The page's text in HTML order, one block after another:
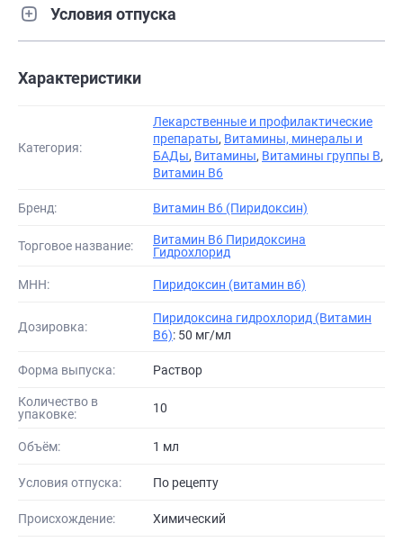
Условия отпуска
Характеристики
Категория:
Лекарственные и профилактические
препараты, Витамины, минералы и
БАДы, Витамины, Витамины группы В,
Витамин В6
Бренд: Витамин B6 (Пиридоксин)
Торговое название:
Витамин B6 Пиридоксина
Гидрохлорид
МНН: Пиридоксин (витамин в6)
Дозировка:
Пиридоксина гидрохлорид (Витамин
B6): 50 мг/мл
Форма выпуска: Раствор
Количество в
упаковке:
10
Объём: 1 мл
Условия отпуска: По рецепту
Происхождение: Химический